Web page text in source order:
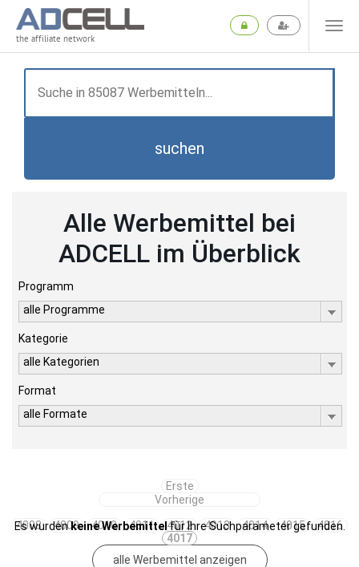
the affiliate network
suchen
Alle Werbemittel bei
ADCELL im Überblick
Programm
alle Programme
Kategorie
alle Kategorien
Format
alle Formate
Erste
Vorherige
4008
4009 4010 4011 4012 4013 4014 4015
4016
4017
Es wurdenkeine Werbemittel für Ihre Suchparameter gefunden.
alle Werbemittel anzeigen